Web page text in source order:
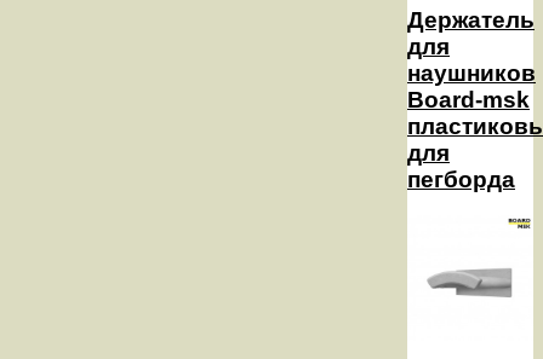
Держатель
для
наушников
Board-msk
для
пегборда